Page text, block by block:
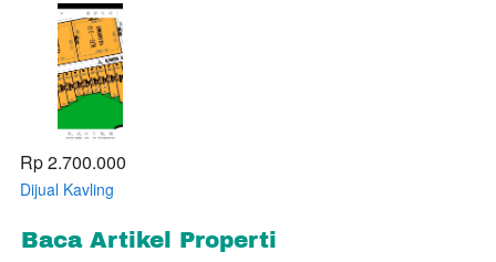
Rp 2.700.000
Dijual Kavling
Bangun Kawasan
Delta Silicon 8
Baca Artikel Properti